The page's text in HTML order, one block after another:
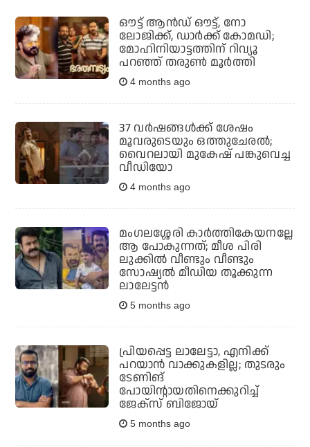
ഔട്ട് ആന്‍ഡ് ഔട്ട്, നോ
ലോജിക്ക്, ഡാര്‍ക്ക് കോമഡി;
മോഹിനിയാട്ടത്തിന് റിവ്യൂ
പറഞ്ഞ് തരുണ്‍ മൂര്‍ത്തി
4 months ago
37 വര്‍ഷങ്ങള്‍ക്ക് ശേഷം
മൂവരുടെയും ഒത്തുചേരല്‍;
വൈറലായി മുകേഷ് പങ്കുവെച്ച
വീഡിയോ
4 months ago
മംഗലശ്ശേരി കാര്‍ത്തികേയനല്ലേ
ആ പോകുന്നത്; മീശ പിരി
ലുക്കില്‍ വീണ്ടും വീണ്ടും
സോഷ്യല്‍ മീഡിയ തൂക്കുന്ന
ലാലേട്ടന്‍
5 months ago
പ്രിയപ്പെട്ട ലാലേട്ടാ, എനിക്ക്
പറയാന്‍ വാക്കുകളില്ല; തുടരും
ടേണിങ്
പോയിന്റായതിനെക്കുറിച്ച്
ജേക്‌സ് ബിജോയ്
5 months ago